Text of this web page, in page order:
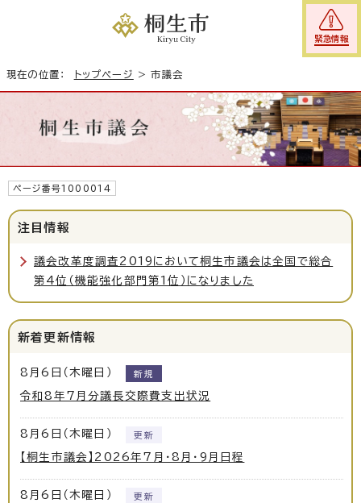
緊急情報
現在の位置： トップページ >市議会
ページ番号1000014
注目情報
議会改革度調査2019において桐生市議会は全国で総合
第4位（機能強化部門第1位）になりました
新着更新情報
8月6日（木曜日） 新規
令和8年7月分議長交際費支出状況
8月6日（木曜日） 更新
【桐生市議会】2026年7月・8月・9月日程
8月6日（木曜日） 更新